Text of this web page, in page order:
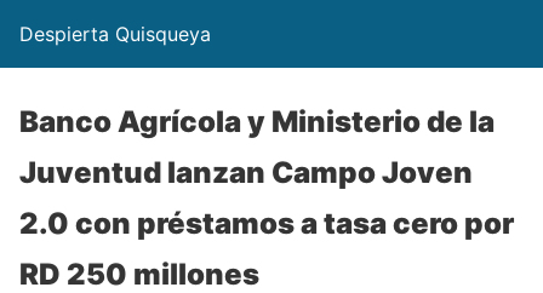
Despierta Quisqueya
Banco Agrícola y Ministerio de la
Juventud lanzan Campo Joven
2.0 con préstamos a tasa cero por
RD 250 millones